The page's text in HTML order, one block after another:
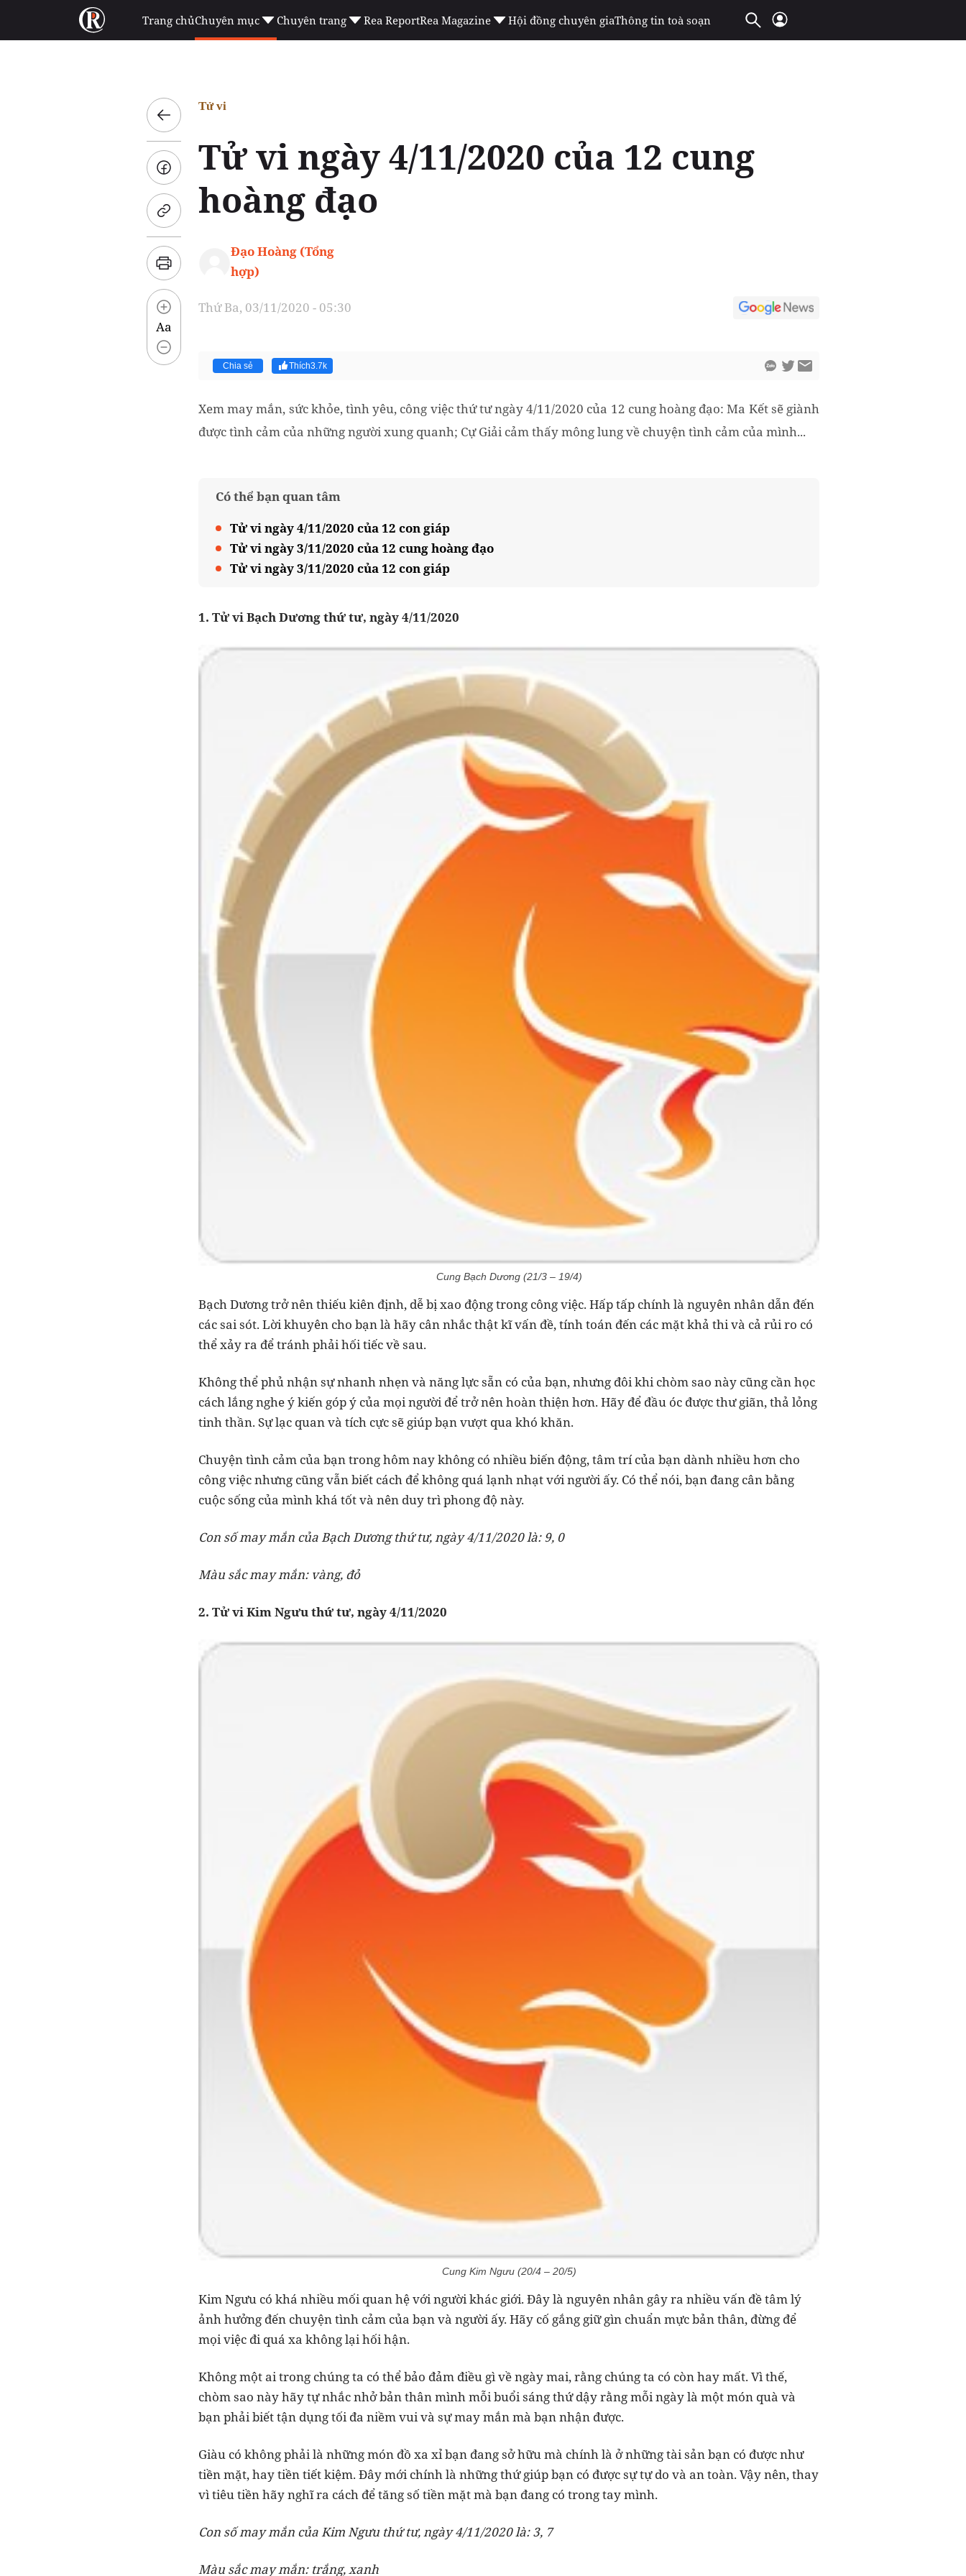
Trang chủChuyên mục Chuyên trang Rea ReportRea Magazine Hội đồng chuyên giaThông tin toà soạn
Aa
Tử vi
Tử vi ngày 4/11/2020 của 12 cung
hoàng đạo
Đạo Hoàng (Tổng
hợp)
Thứ Ba, 03/11/2020 - 05:30
Chia sẻ Thích3.7k
Xem may mắn, sức khỏe, tình yêu, công việc thứ tư ngày 4/11/2020 của 12 cung hoàng đạo: Ma Kết sẽ giành
được tình cảm của những người xung quanh; Cự Giải cảm thấy mông lung về chuyện tình cảm của mình...
Có thể bạn quan tâm
Tử vi ngày 4/11/2020 của 12 con giáp
Tử vi ngày 3/11/2020 của 12 cung hoàng đạo
Tử vi ngày 3/11/2020 của 12 con giáp
1. Tử vi Bạch Dương thứ tư, ngày 4/11/2020
Cung Bạch Dương (21/3 – 19/4)
Bạch Dương trở nên thiếu kiên định, dễ bị xao động trong công việc. Hấp tấp chính là nguyên nhân dẫn đến
các sai sót. Lời khuyên cho bạn là hãy cân nhắc thật kĩ vấn đề, tính toán đến các mặt khả thi và cả rủi ro có
thể xảy ra để tránh phải hối tiếc về sau.
Không thể phủ nhận sự nhanh nhẹn và năng lực sẵn có của bạn, nhưng đôi khi chòm sao này cũng cần học
cách lắng nghe ý kiến góp ý của mọi người để trở nên hoàn thiện hơn. Hãy để đầu óc được thư giãn, thả lỏng
tinh thần. Sự lạc quan và tích cực sẽ giúp bạn vượt qua khó khăn.
Chuyện tình cảm của bạn trong hôm nay không có nhiều biến động, tâm trí của bạn dành nhiều hơn cho
công việc nhưng cũng vẫn biết cách để không quá lạnh nhạt với người ấy. Có thể nói, bạn đang cân bằng
cuộc sống của mình khá tốt và nên duy trì phong độ này.
Con số may mắn của Bạch Dương thứ tư, ngày 4/11/2020 là: 9, 0
Màu sắc may mắn: vàng, đỏ
2. Tử vi Kim Ngưu thứ tư, ngày 4/11/2020
Cung Kim Ngưu (20/4 – 20/5)
Kim Ngưu có khá nhiều mối quan hệ với người khác giới. Đây là nguyên nhân gây ra nhiều vấn đề tâm lý
ảnh hưởng đến chuyện tình cảm của bạn và người ấy. Hãy cố gắng giữ gìn chuẩn mực bản thân, đừng để
mọi việc đi quá xa không lại hối hận.
Không một ai trong chúng ta có thể bảo đảm điều gì về ngày mai, rằng chúng ta có còn hay mất. Vì thế,
chòm sao này hãy tự nhắc nhở bản thân mình mỗi buổi sáng thứ dậy rằng mỗi ngày là một món quà và
bạn phải biết tận dụng tối đa niềm vui và sự may mắn mà bạn nhận được.
Giàu có không phải là những món đồ xa xỉ bạn đang sở hữu mà chính là ở những tài sản bạn có được như
tiền mặt, hay tiền tiết kiệm. Đây mới chính là những thứ giúp bạn có được sự tự do và an toàn. Vậy nên, thay
vì tiêu tiền hãy nghĩ ra cách để tăng số tiền mặt mà bạn đang có trong tay mình.
Con số may mắn của Kim Ngưu thứ tư, ngày 4/11/2020 là: 3, 7
Màu sắc may mắn: trắng, xanh